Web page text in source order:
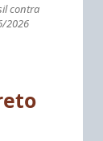
contra
2026